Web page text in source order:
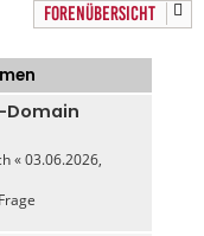
FORENÜBERSICHT
Domain
«03.06.2026,